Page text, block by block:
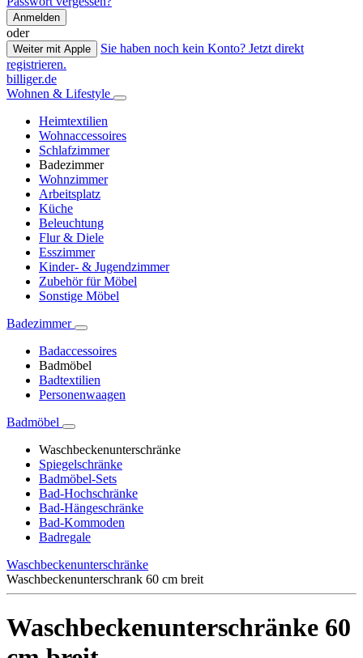
Anmelden
oder
Weiter mit Apple
Sie haben noch kein Konto? Jetzt direkt
registrieren.
billiger.de
Wohnen & Lifestyle
Heimtextilien
Wohnaccessoires
Schlafzimmer
Badezimmer
Wohnzimmer
Arbeitsplatz
Küche
Beleuchtung
Flur & Diele
Esszimmer
Kinder- & Jugendzimmer
Zubehör für Möbel
Sonstige Möbel
Badezimmer
Badaccessoires
Badmöbel
Badtextilien
Personenwaagen
Badmöbel
Waschbeckenunterschränke
Spiegelschränke
Badmöbel-Sets
Bad-Hochschränke
Bad-Hängeschränke
Bad-Kommoden
Badregale
Waschbeckenunterschränke
Waschbeckenunterschrank 60 cm breit
Waschbeckenunterschränke 60